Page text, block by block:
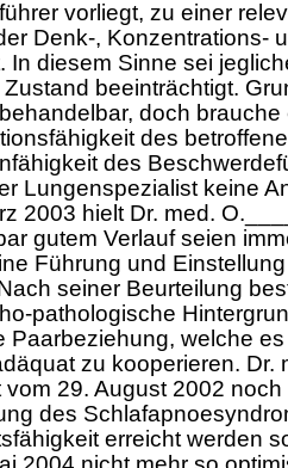
vorliegt, zu einer
Denk-, Konzentrations-
In diesem Sinne sei
beeinträchtigt.
doch
des
des
Lungenspezialist keine
2003 hielt Dr. med.
gutem Verlauf seien
Führung und
seiner Beurteilung
pathologische
Paarbeziehung, welche
zu kooperieren. Dr.
vom 29. August 2002
des
erreicht werden